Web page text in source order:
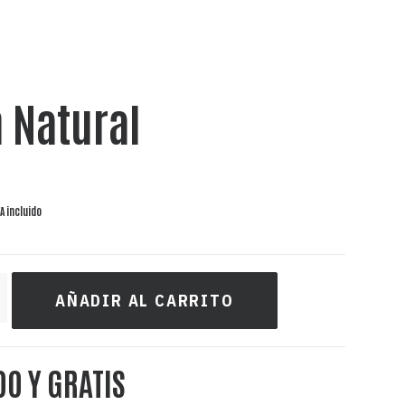
incluido
AÑADIR AL CARRITO
Y GRATIS